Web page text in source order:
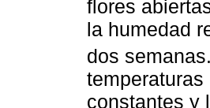
flores
la humedad
dos
constantes y